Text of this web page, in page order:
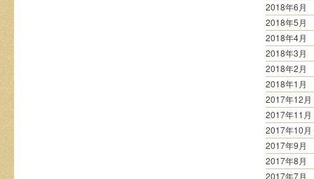
2018年6月
2018年5月
2018年4月
2018年3月
2018年2月
2018年1月
2017年12月
2017年11月
2017年10月
2017年9月
2017年8月
2017年7月